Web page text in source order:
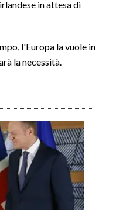
in attesa di
l'Europa la vuole in
la necessità.